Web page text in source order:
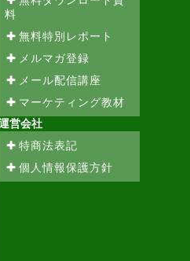
料
無料特別レポート
メルマガ登録
メール配信講座
マーケティング教材
営会社
特商法表記
個人情報保護方針